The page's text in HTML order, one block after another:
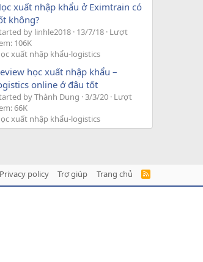
xuất nhập khẩu ở Eximtrain có
không?
by linhle2018 13/7/18 Lượt
106K
xuất nhập khẩu-logistics
học xuất nhập khẩu –
online ở đâu tốt
by Thành Dung 3/3/20 Lượt
66K
xuất nhập khẩu-logistics
Privacy policy Trợ giúp Trang chủ
R